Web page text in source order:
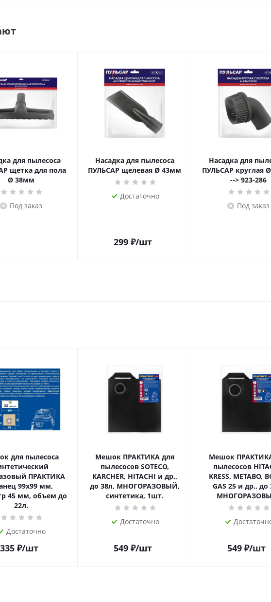
для пылесоса
щетка для пола
Ø 38мм
Под заказ
Насадка для пылесоса
ПУЛЬСАР щелевая Ø 43мм
Достаточно
299 ₽/шт
Насадка для
ПУЛЬСАР круглая
--> 923-286
Под заказ
для пылесоса
ПРАКТИКА
99х99 мм,
45 мм, объем до
22л.
Достаточно
335 ₽/шт
Мешок ПРАКТИКА для
пылесосов SOTECO,
KARCHER, HITACHI и др.,
до 38л, МНОГОРАЗОВЫЙ,
синтетика, 1шт.
Достаточно
549 ₽/шт
Мешок
пылесосов
KRESS, METABO,
GAS 25 и др., до
549 ₽/шт